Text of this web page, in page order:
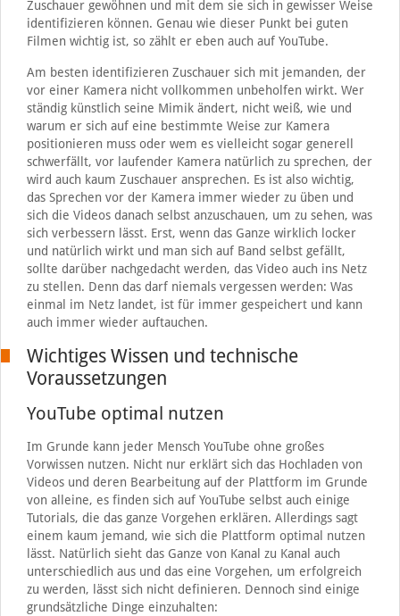
Zuschauer gewöhnen und mit dem sie sich in gewisser Weise
identifizieren können. Genau wie dieser Punkt bei guten
Filmen wichtig ist, so zählt er eben auch auf YouTube.
Am besten identifizieren Zuschauer sich mit jemanden, der
vor einer Kamera nicht vollkommen unbeholfen wirkt. Wer
ständig künstlich seine Mimik ändert, nicht weiß, wie und
warum er sich auf eine bestimmte Weise zur Kamera
positionieren muss oder wem es vielleicht sogar generell
schwerfällt, vor laufender Kamera natürlich zu sprechen, der
wird auch kaum Zuschauer ansprechen. Es ist also wichtig,
das Sprechen vor der Kamera immer wieder zu üben und
sich die Videos danach selbst anzuschauen, um zu sehen, was
sich verbessern lässt. Erst, wenn das Ganze wirklich locker
und natürlich wirkt und man sich auf Band selbst gefällt,
sollte darüber nachgedacht werden, das Video auch ins Netz
zu stellen. Denn das darf niemals vergessen werden: Was
einmal im Netz landet, ist für immer gespeichert und kann
auch immer wieder auftauchen.
Wichtiges Wissen und technische
Voraussetzungen
YouTube optimal nutzen
Im Grunde kann jeder Mensch YouTube ohne großes
Vorwissen nutzen. Nicht nur erklärt sich das Hochladen von
Videos und deren Bearbeitung auf der Plattform im Grunde
von alleine, es finden sich auf YouTube selbst auch einige
Tutorials, die das ganze Vorgehen erklären. Allerdings sagt
einem kaum jemand, wie sich die Plattform optimal nutzen
lässt. Natürlich sieht das Ganze von Kanal zu Kanal auch
unterschiedlich aus und das eine Vorgehen, um erfolgreich
zu werden, lässt sich nicht definieren. Dennoch sind einige
grundsätzliche Dinge einzuhalten: